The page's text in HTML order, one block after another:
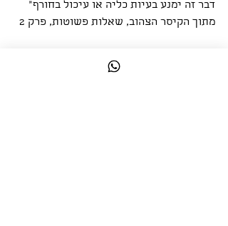
דבר זה ימנע בעיות כליה או עיכול בחורף״
מתוך הקיסר הצהוב, שאלות פשוטות, פרק 2
קליניקה לרפואה סינית